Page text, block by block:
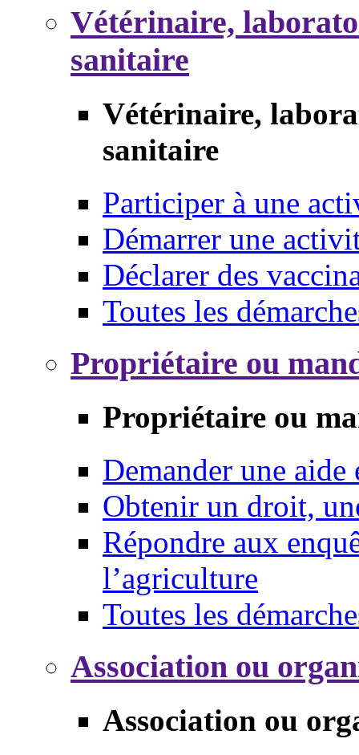
Vétérinaire,
sanitaire
Vétérinaire,
sanitaire
Participer à une
Démarrer une
Déclarer des
Toutes les
Propriétaire ou
Propriétaire ou
Demander une aide
Obtenir un droit,
Répondre aux
l’agriculture
Toutes les
Association ou
Association ou